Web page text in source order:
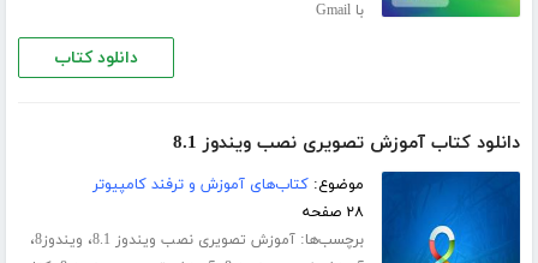
با Gmail
دانلود کتاب
دانلود کتاب آموزش تصویری نصب ویندوز 8.1
موضوع:کتاب‌های آموزش و ترفند کامپیوتر
۲۸ صفحه
برچسب‌ها:آموزش تصویری نصب ویندوز 8.1 ، ویندوز8 ،